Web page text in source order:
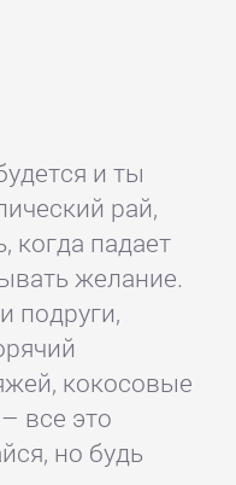
и ты
рай,
падает
желание.
подруги,
кокосовые
все это
но будь